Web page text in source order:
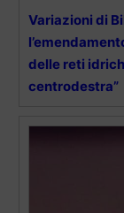
Variazioni di
delle reti
centrodestra”